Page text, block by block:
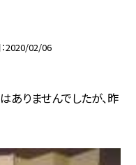
2020/02/06
ありませんでしたが、昨